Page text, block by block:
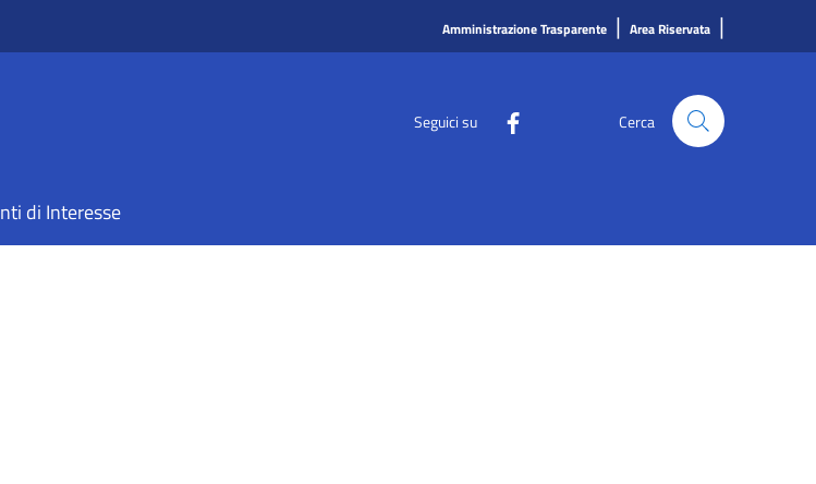
Amministrazione Trasparente | Area Riservata |
Seguici su Cerca
di Interesse